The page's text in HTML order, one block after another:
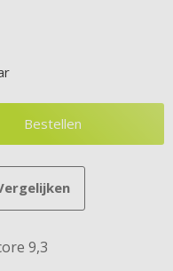
Bestellen
9,3